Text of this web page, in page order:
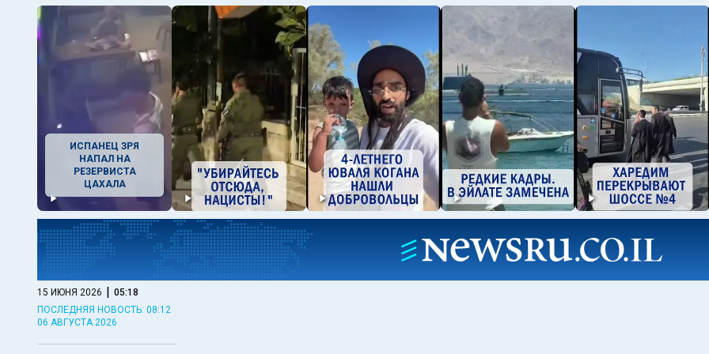
ИСПАНЕЦ ЗРЯ
НАПАЛ НА
РЕЗЕРВИСТА
ЦАХАЛА
15 ИЮНЯ 2026 | 05:18
ПОСЛЕДНЯЯ НОВОСТЬ: 08:12
06 АВГУСТА 2026